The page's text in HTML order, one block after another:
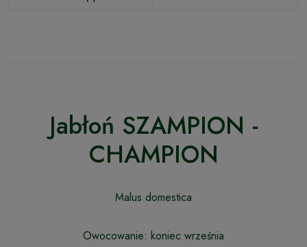
Jabłoń SZAMPION -
CHAMPION
Malus domestica
Owocowanie: koniec września